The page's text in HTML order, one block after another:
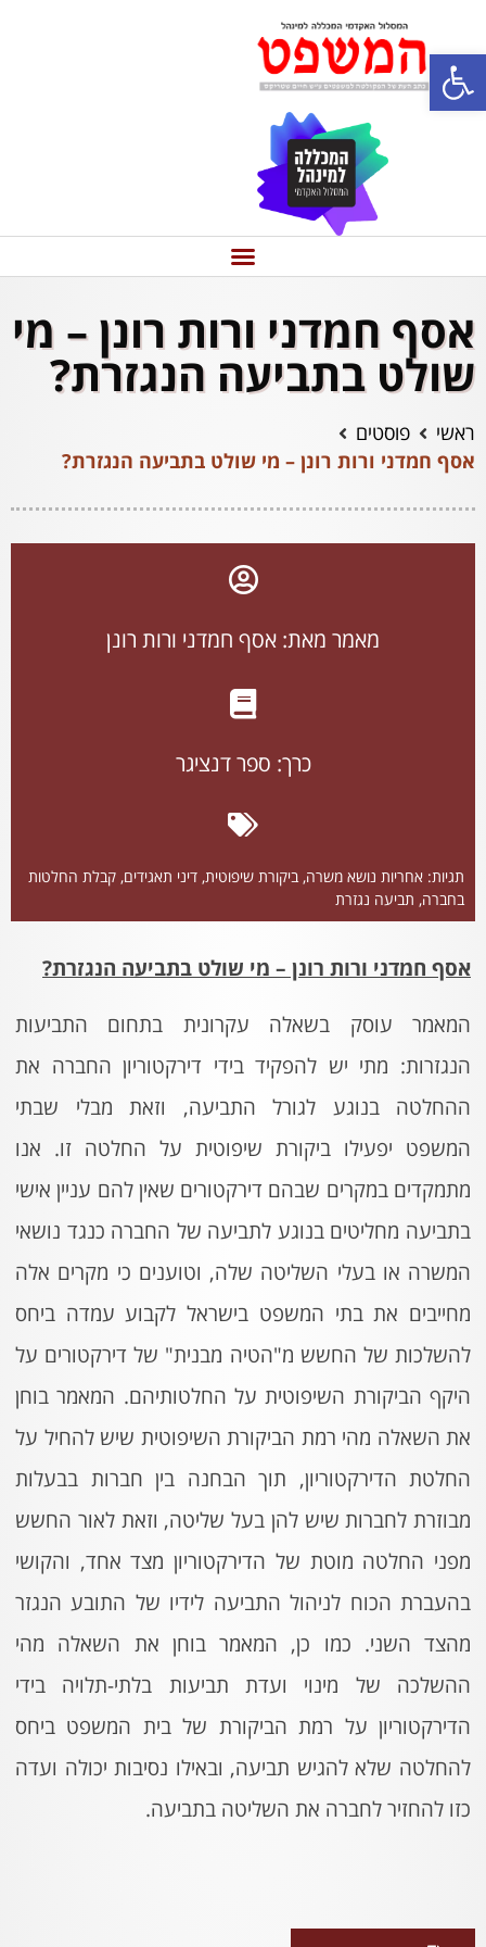
פתח סרגל נגישות
אסף חמדני ורות רונן – מי
שולט בתביעה הנגזרת?
ראשי
פוסטים
אסף חמדני ורות רונן – מי שולט בתביעה הנגזרת?
מאמר מאת: אסף חמדני ורות רונן
כרך: ספר דנציגר
תגיות: אחריות נושא משרה, ביקורת שיפוטית, דיני תאגידים, קבלת החלטות
בחברה, תביעה נגזרת
אסף חמדני ורות רונן – מי שולט בתביעה הנגזרת?
המאמר עוסק בשאלה עקרונית בתחום התביעות
הנגזרות: מתי יש להפקיד בידי דירקטוריון החברה את
ההחלטה בנוגע לגורל התביעה, וזאת מבלי שבתי
המשפט יפעילו ביקורת שיפוטית על החלטה זו. אנו
מתמקדים במקרים שבהם דירקטורים שאין להם עניין אישי
בתביעה מחליטים בנוגע לתביעה של החברה כנגד נושאי
המשרה או בעלי השליטה שלה, וטוענים כי מקרים אלה
מחייבים את בתי המשפט בישראל לקבוע עמדה ביחס
להשלכות של החשש מ"הטיה מבנית" של דירקטורים על
היקף הביקורת השיפוטית על החלטותיהם. המאמר בוחן
את השאלה מהי רמת הביקורת השיפוטית שיש להחיל על
החלטת הדירקטוריון, תוך הבחנה בין חברות בבעלות
מבוזרת לחברות שיש להן בעל שליטה, וזאת לאור החשש
מפני החלטה מוטת של הדירקטוריון מצד אחד, והקושי
בהעברת הכוח לניהול התביעה לידיו של התובע הנגזר
מהצד השני. כמו כן, המאמר בוחן את השאלה מהי
ההשלכה של מינוי ועדת תביעות בלתי-תלויה בידי
הדירקטוריון על רמת הביקורת של בית המשפט ביחס
להחלטה שלא להגיש תביעה, ובאילו נסיבות יכולה ועדה
כזו להחזיר לחברה את השליטה בתביעה.